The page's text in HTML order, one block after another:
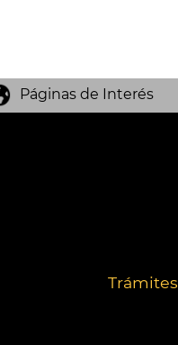
Páginas de Interés
Trámites